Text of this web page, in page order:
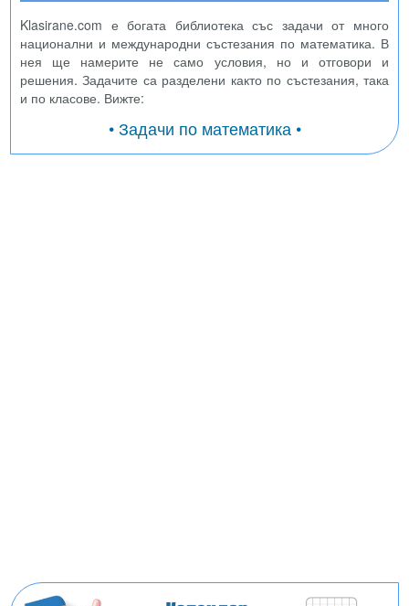
Klasirane.com е богата библиотека със задачи от много
национални и международни състезания по математика. В
нея ще намерите не само условия, но и отговори и
решения. Задачите са разделени както по състезания, така
и по класове. Вижте:
• Задачи по математика •